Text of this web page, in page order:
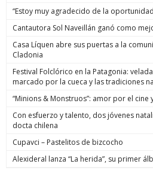
“Estoy muy agradecido de la
Cantautora Sol Naveillán ganó como
Casa Líquen abre sus puertas a la
Cladonia
Festival Folclórico en la Patagonia:
marcado por la cueca y las tradiciones
“Minions & Monstruos”: amor por el cine
Con esfuerzo y talento, dos jóvenes
docta chilena
Cupavci – Pastelitos de bizcocho
Alexideral lanza “La herida”, su primer